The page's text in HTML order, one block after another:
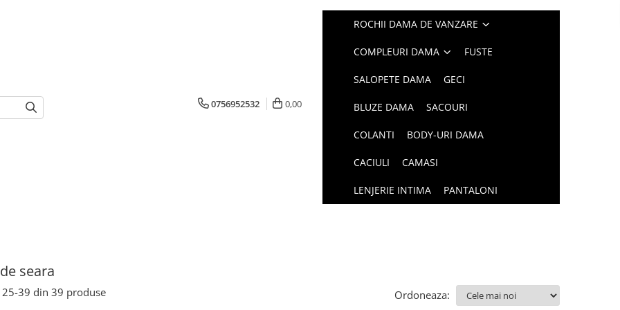
0756952532 0,00
ROCHII DAMA DE VANZARE
COMPLEURI DAMA FUSTE
SALOPETE DAMA GECI
BLUZE DAMA SACOURI
COLANTI BODY-URI DAMA
CACIULI CAMASI
LENJERIE INTIMA PANTALONI
seara
25-39 din 39 produse Ordoneaza: